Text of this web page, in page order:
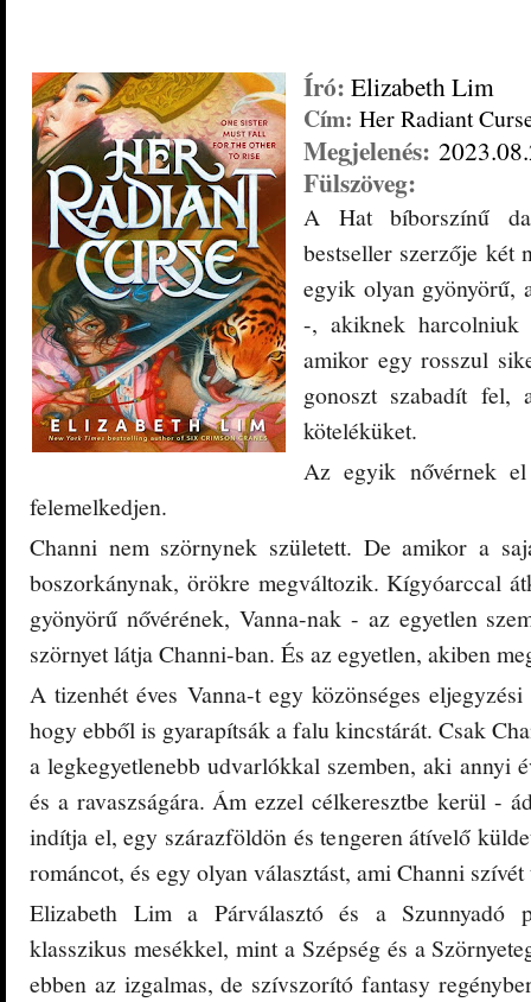
Író: Elizabeth Lim
Cím: Her Radiant
Megjelenés:
Fülszöveg:
A Hat bíborszínű
bestseller szerzője két
egyik olyan gyönyörű,
-, akiknek harcolniuk
amikor egy rosszul
gonoszt szabadít fel,
köteléküket.
Az egyik nővérnek
felemelkedjen.
Channi nem szörnynek született. De amikor a
boszorkánynak, örökre megváltozik. Kígyóarccal
gyönyörű nővérének, Vanna-nak - az egyetlen
szörnyet látja Channi-ban. És az egyetlen, akiben
A tizenhét éves Vanna-t egy közönséges
hogy ebből is gyarapítsák a falu kincstárát. Csak
a legkegyetlenebb udvarlókkal szemben, aki annyi
és a ravaszságára. Ám ezzel célkeresztbe kerül -
indítja el, egy szárazföldön és tengeren átívelő
románcot, és egy olyan választást, ami Channi
Elizabeth Lim a Párválasztó és a Szunnyadó
klasszikus mesékkel, mint a Szépség és a
ebben az izgalmas, de szívszorító fantasy